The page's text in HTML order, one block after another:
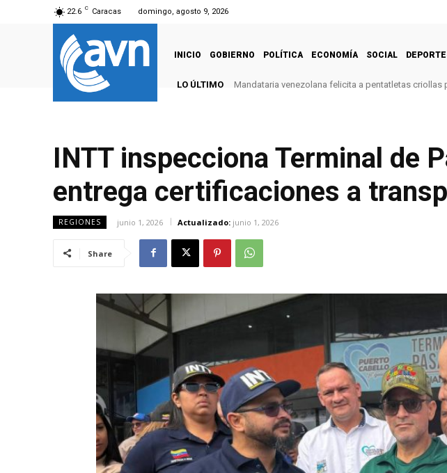
22.6 C Caracas domingo, agosto 9, 2026
INICIO GOBIERNO POLÍTICA ECONOMÍA SOCIAL
LO ÚLTIMO Mandataria venezolana felicita a pentatletas
INTT inspecciona Terminal de
entrega certificaciones a
REGIONES junio 1, 2026 Actualizado: junio 1, 2026
Share